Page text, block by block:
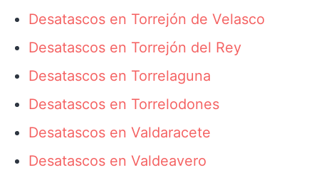
Desatascos en Torrejón de Velasco
Desatascos en Torrejón del Rey
Desatascos en Torrelaguna
Desatascos en Torrelodones
Desatascos en Valdaracete
Desatascos en Valdeavero